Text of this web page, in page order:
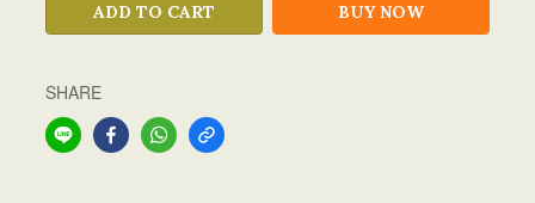
ADD TO CART BUY NOW
SHARE